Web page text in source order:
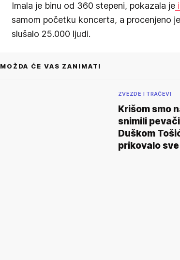
Imala je binu od 360 stepeni, pokazala je
samom početku koncerta, a procenjeno
slušalo 25.000 ljudi.
MOŽDA ĆE VAS ZANIMATI
ZVEZDE I TRAČEVI
Krišom smo
snimili
Duškom
prikovalo sve